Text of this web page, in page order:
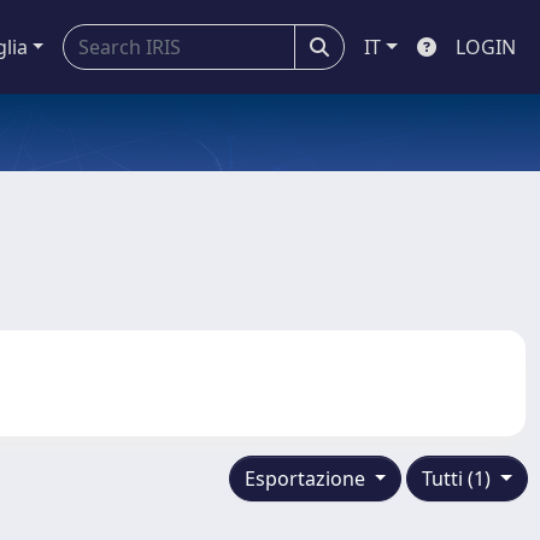
IT LOGIN
Tutti (1)
Esportazione